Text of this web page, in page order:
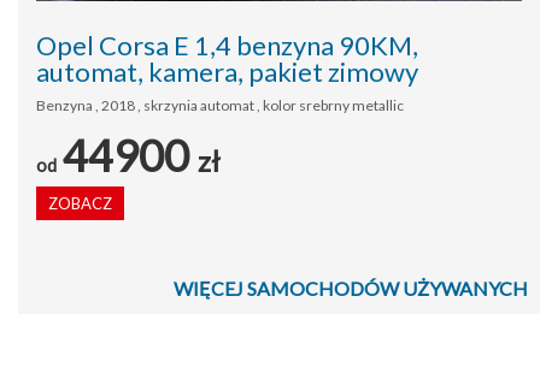
Opel Corsa E 1,4 benzyna 90KM,
automat, kamera, pakiet zimowy
Benzyna , 2018 , skrzynia automat , kolor srebrny metallic
od 44900 zł
ZOBACZ
WIĘCEJ SAMOCHODÓW UŻYWANYCH